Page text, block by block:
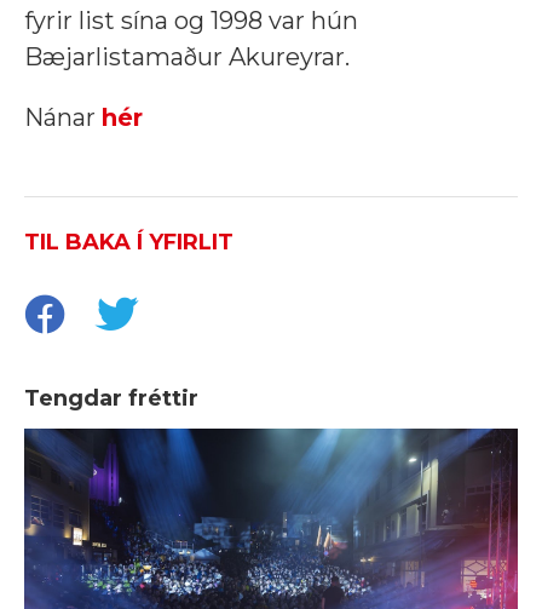
fyrir list sína og 1998 var hún
Bæjarlistamaður Akureyrar.
Nánar hér
TIL BAKA Í YFIRLIT
Tengdar fréttir